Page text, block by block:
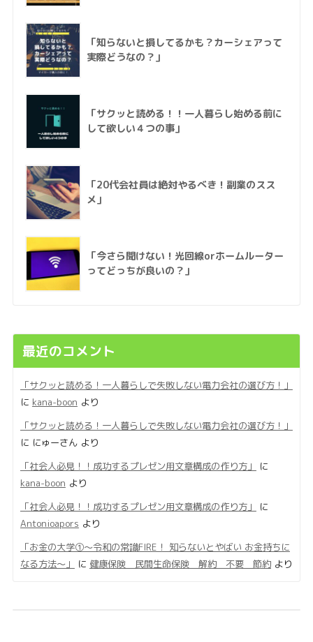
「知らないと損してるかも？カーシェアって
実際どうなの？」
「サクッと読める！！一人暮らし始める前に
して欲しい４つの事」
「20代会社員は絶対やるべき！副業のスス
メ」
「今さら聞けない！光回線orホームルーター
ってどっちが良いの？」
最近のコメント
「サクッと読める！一人暮らしで失敗しない電力会社の選び方！」
に kana-boon より
「サクッと読める！一人暮らしで失敗しない電力会社の選び方！」
に にゅーさんより
「社会人必見！！成功するプレゼン用文章構成の作り方」
に
kana-boon より
「社会人必見！！成功するプレゼン用文章構成の作り方」
に
Antonioapors より
「お金の大学①〜令和の常識FIRE！ 知らないとやばい お金持ちに
なる方法〜」
に 健康保険 民間生命保険 解約 不要 節約より